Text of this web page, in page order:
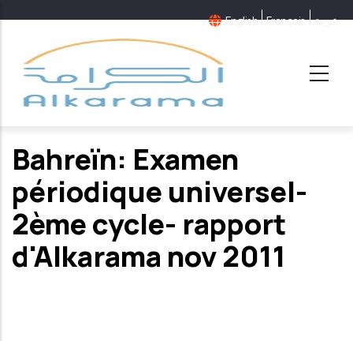
contenu
principal
English Français عربية
Bahreïn: Examen
périodique universel-
2ème cycle- rapport
d'Alkarama nov 2011